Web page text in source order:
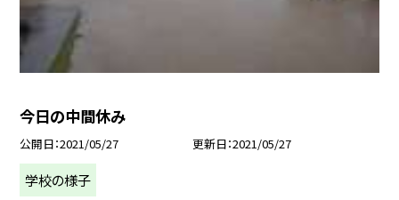
今日の中間休み
公開日 2021/05/27 更新日 2021/05/27
学校の様子